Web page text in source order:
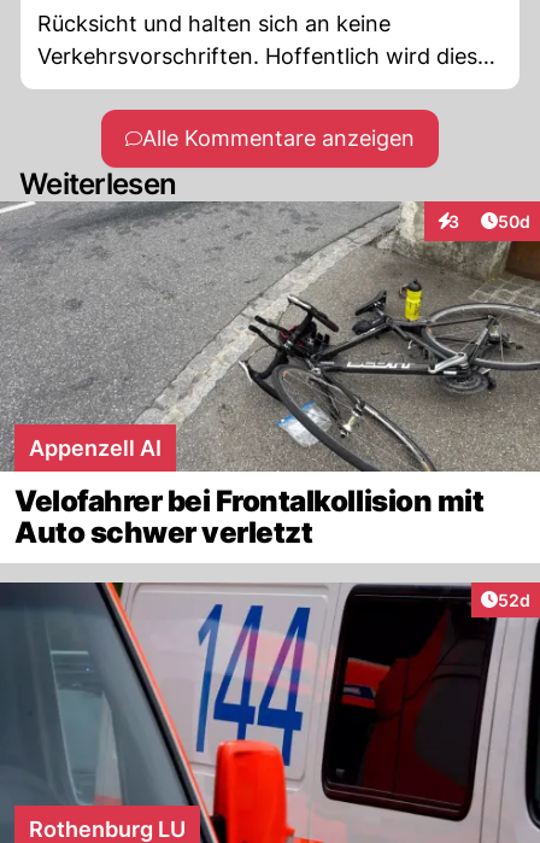
Rücksicht und halten sich an keine
Verkehrsvorschriften. Hoffentlich wird dieser
Rowdy gefunden und hart bestraft.
Alle Kommentare anzeigen
Weiterlesen
3
Interaktionen
50d
Appenzell AI
Velofahrer bei Frontalkollision mit
Auto schwer verletzt
52d
Rothenburg LU